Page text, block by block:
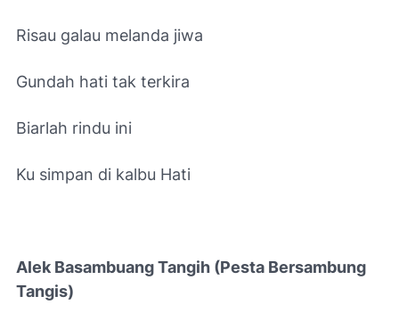
Risau galau melanda jiwa
Gundah hati tak terkira
Biarlah rindu ini
Ku simpan di kalbu Hati
Alek Basambuang Tangih (Pesta Bersambung
Tangis)